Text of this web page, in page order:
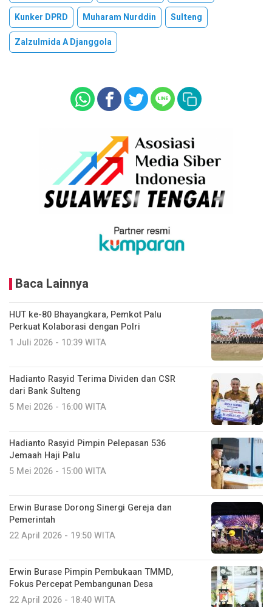
Kunker DPRD
Muharam Nurddin
Sulteng
Zalzulmida A Djanggola
Baca Lainnya
HUT ke-80 Bhayangkara, Pemkot Palu
Perkuat Kolaborasi dengan Polri
1 Juli 2026 - 10:39 WITA
Hadianto Rasyid Terima Dividen dan CSR
dari Bank Sulteng
5 Mei 2026 - 16:00 WITA
Hadianto Rasyid Pimpin Pelepasan 536
Jemaah Haji Palu
5 Mei 2026 - 15:00 WITA
Erwin Burase Dorong Sinergi Gereja dan
Pemerintah
22 April 2026 - 19:50 WITA
Erwin Burase Pimpin Pembukaan TMMD,
Fokus Percepat Pembangunan Desa
22 April 2026 - 18:40 WITA